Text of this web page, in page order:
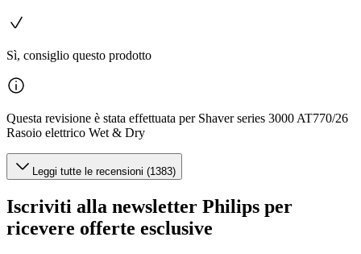
Sì, consiglio questo prodotto
Questa revisione è stata effettuata per Shaver series 3000 AT770/26
Rasoio elettrico Wet & Dry
Leggi tutte le recensioni (1383)
Iscriviti alla newsletter Philips per
ricevere offerte esclusive